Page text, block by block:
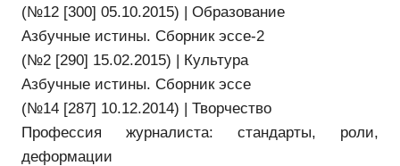
(№12 [300] 05.10.2015) | Образование
Азбучные истины. Сборник эссе-2
(№2 [290] 15.02.2015) | Культура
Азбучные истины. Сборник эссе
(№14 [287] 10.12.2014) | Творчество
Профессия журналиста: стандарты, роли,
деформации